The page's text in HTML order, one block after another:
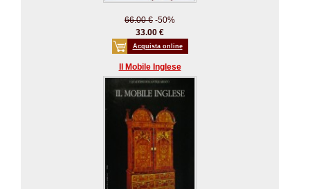
66.00 € -50%
33.00 €
Acquista online
Il Mobile Inglese